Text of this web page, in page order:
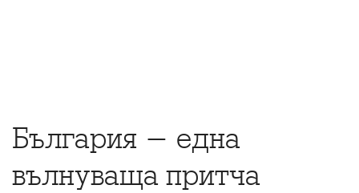
България - една
вълнуваща притча